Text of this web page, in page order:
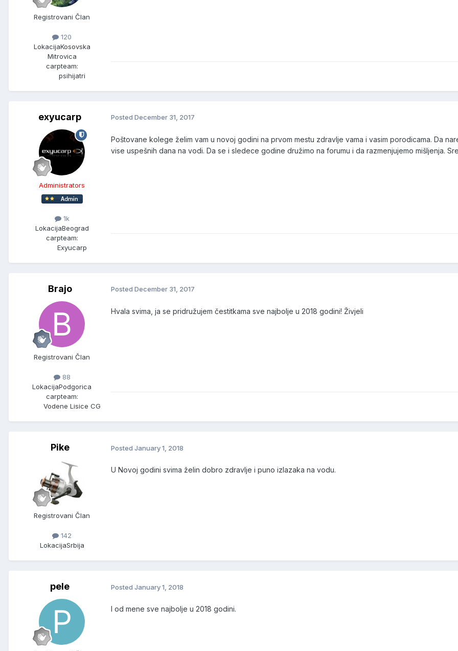
Registrovani Član
120
LokacijaKosovska
Mitrovica
carpteam:
psihijatri
exyucarp
Administrators
1k
LokacijaBeograd
carpteam:
Exyucarp
Posted December 31, 2017
Poštovane kolege želim vam u novoj godini na prvom mestu zdravlje vama i vasim porodicama. Da
vise uspešnih dana na vodi. Da se i sledece godine družimo na forumu i da razmenjujemo mišljenja.
Brajo
Registrovani Član
88
LokacijaPodgorica
carpteam:
Vodene Lisice CG
Posted December 31, 2017
Hvala svima, ja se pridružujem čestitkama sve najbolje u 2018 godini! Živjeli
Pike
Registrovani Član
142
LokacijaSrbija
Posted January 1, 2018
U Novoj godini svima želin dobro zdravlje i puno izlazaka na vodu.
pele Posted January 1, 2018
I od mene sve najbolje u 2018 godini.